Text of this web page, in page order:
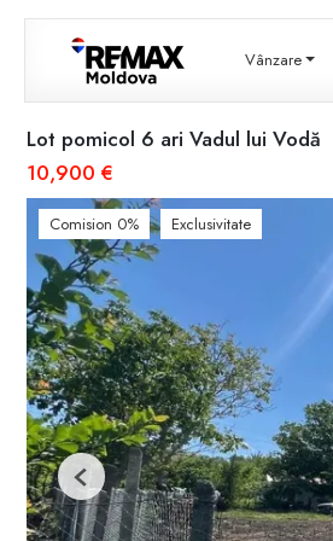
Vânzare
Lot pomicol 6 ari Vadul lui Vodă
10,900 €
Comision 0% Exclusivitate
Previous